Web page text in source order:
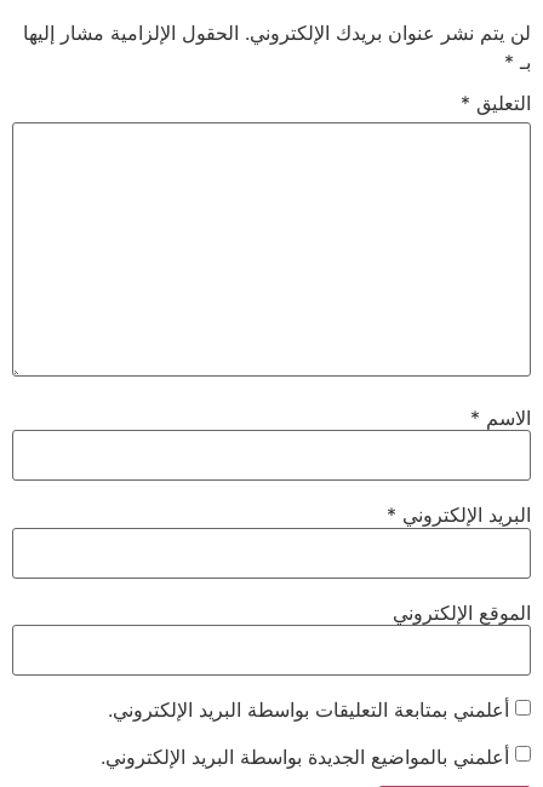
لن يتم نشر عنوان بريدك الإلكتروني. الحقول الإلزامية مشار إليها
بـ *
التعليق *
الاسم *
البريد الإلكتروني *
الموقع الإلكتروني
أعلمني بمتابعة التعليقات بواسطة البريد الإلكتروني.
أعلمني بالمواضيع الجديدة بواسطة البريد الإلكتروني.